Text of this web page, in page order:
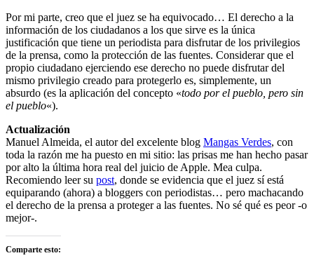
Por mi parte, creo que el juez se ha equivocado… El derecho a la
información de los ciudadanos a los que sirve es la única
justificación que tiene un periodista para disfrutar de los privilegios
de la prensa, como la protección de las fuentes. Considerar que el
propio ciudadano ejerciendo ese derecho no puede disfrutar del
mismo privilegio creado para protegerlo es, simplemente, un
absurdo (es la aplicación del concepto «todo por el pueblo, pero sin
el pueblo«).
Actualización
Manuel Almeida, el autor del excelente blog Mangas Verdes, con
toda la razón me ha puesto en mi sitio: las prisas me han hecho pasar
por alto la última hora real del juicio de Apple. Mea culpa.
Recomiendo leer su post, donde se evidencia que el juez sí está
equiparando (ahora) a bloggers con periodistas… pero machacando
el derecho de la prensa a proteger a las fuentes. No sé qué es peor -o
mejor-.
Comparte esto: